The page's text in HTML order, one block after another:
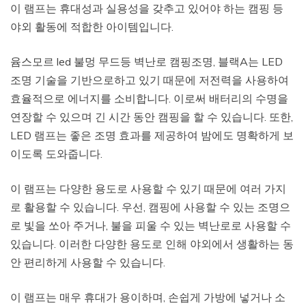
이 램프는 휴대성과 실용성을 갖추고 있어야 하는 캠핑 등
야외 활동에 적합한 아이템입니다.
윰스모르 led 불멍 무드등 벽난로 캠핑조명, 블랙A는 LED
조명 기술을 기반으로하고 있기 때문에 저전력을 사용하여
효율적으로 에너지를 소비합니다. 이로써 배터리의 수명을
연장할 수 있으며 긴 시간 동안 캠핑을 할 수 있습니다. 또한,
LED 램프는 좋은 조명 효과를 제공하여 밤에도 명확하게 보
이도록 도와줍니다.
이 램프는 다양한 용도로 사용할 수 있기 때문에 여러 가지
로 활용할 수 있습니다. 우선, 캠핑에 사용할 수 있는 조명으
로 빛을 쏘아 주거나, 불을 피울 수 있는 벽난로로 사용할 수
있습니다. 이러한 다양한 용도로 인해 야외에서 생활하는 동
안 편리하게 사용할 수 있습니다.
이 램프는 매우 휴대가 용이하며, 손쉽게 가방에 넣거나 소